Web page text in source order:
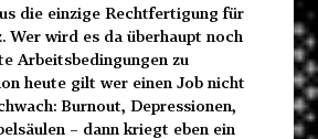
die einzige Rechtfertigung für
Wer wird es da überhaupt noch
Arbeitsbedingungen zu
heute gilt wer einen Job nicht
Burnout, Depressionen,
– dann kriegt eben ein